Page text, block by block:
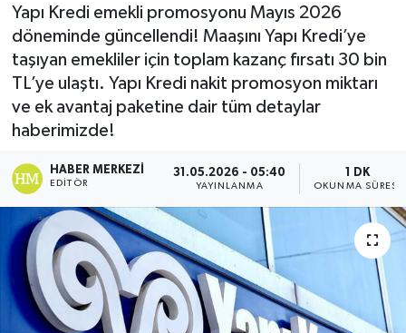
Yapı Kredi emekli promosyonu Mayıs 2026
döneminde güncellendi! Maaşını Yapı Kredi’ye
taşıyan emekliler için toplam kazanç fırsatı 30 bin
TL’ye ulaştı. Yapı Kredi nakit promosyon miktarı
ve ek avantaj paketine dair tüm detaylar
haberimizde!
HABER MERKEZI
EDITÖR
31.05.2026 - 05:40
YAYINLANMA
1 DK
OKUNMA SÜRESI
Burhaniye
ÇEVRE
DÜNYA
Edremit
EĞİTİM
EKONOMİ
Son Dakika Haberleri
Haber Arşivi